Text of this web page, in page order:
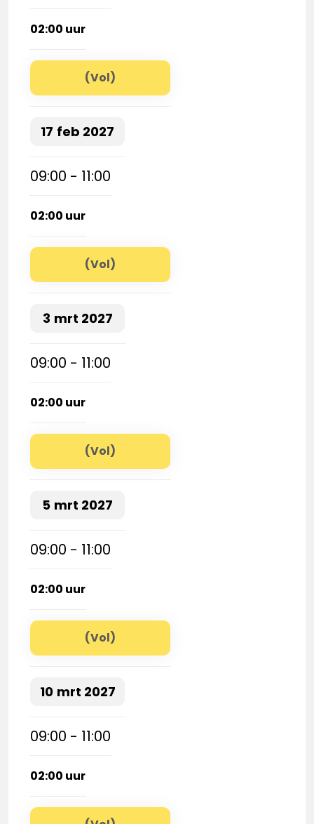
02:00 uur
(Vol)
17 feb 2027
09:00 - 11:00
02:00 uur
(Vol)
3 mrt 2027
09:00 - 11:00
02:00 uur
(Vol)
5 mrt 2027
09:00 - 11:00
02:00 uur
(Vol)
10 mrt 2027
09:00 - 11:00
02:00 uur